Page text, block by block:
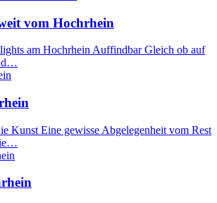
vom Hochrhein
am Hochrhein Auffindbar Gleich ob auf
d…
Kunst Eine gewisse Abgelegenheit vom Rest